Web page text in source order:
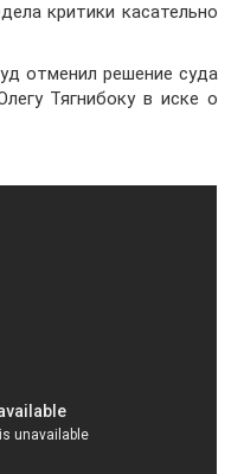
критики касательно
отменил решение суда
Тягнибоку в иске о